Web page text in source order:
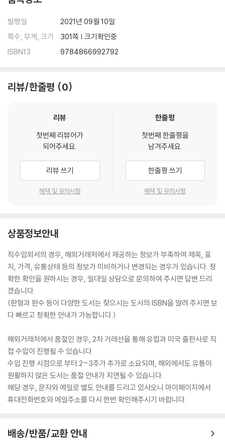
발행일
2021년 09월 10일
쪽수, 무게, 크기
301쪽 | 크기확인중
ISBN13
9784866992792
리뷰/한줄평 0
리뷰
첫번째 리뷰어가
되어주세요.
리뷰 쓰기
혜택 및 유의사항
한줄평
첫번째 한줄평을
남겨주세요.
한줄평 쓰기
혜택 및 유의사항
상품정보안내
직수입외서의 경우, 해외거래처에서 제공하는 정보가 부족하여 제목, 표
지, 가격, 유통상태 등의 정보가 미비하거나 변경되는 경우가 있습니다. 정
확한 확인을 원하시는 경우, 일대일 상담으로 문의하여 주시면 답변 드리
겠습니다.
(판형과 판수 등이 다양한 도서는 찾으시는 도서의 ISBN을 알려 주시면 보
다 빠르고 정확한 안내가 가능합니다.)
해외거래처에서 품절인 경우, 2차 거래선을 통해 유럽과 미국 출판사로 직
접 수입이 진행될 수 있습니다.
수입 진행 시점으로 부터 2~3주가 추가로 소요되며, 해외에서도 유통이
원활하지 않은 도서는 품절 안내가 지연될 수 있습니다.
해당 경우, 문자와 메일로 별도 안내를 드리고 있사오니 마이페이지에서
휴대전화번호와 메일주소를 다시 한번 확인해주시기 바랍니다.
배송/반품/교환 안내